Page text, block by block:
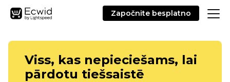
Započnite besplatno
Viss, kas nepieciešams, lai
pārdotu tiešsaistē